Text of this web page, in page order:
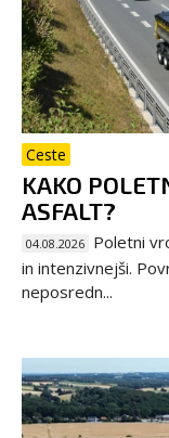
Ceste
KAKO
ASFALT?
04.08.2026 Poletni
in intenzivnejši.
neposredn...